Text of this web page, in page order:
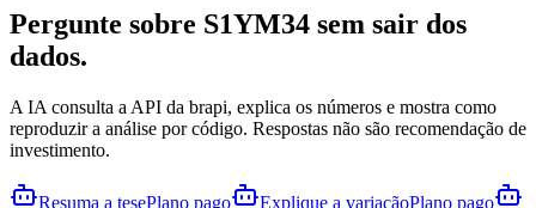
Pergunte sobre S1YM34 sem sair dos
dados.
A IA consulta a API da brapi, explica os números e mostra como
reproduzir a análise por código. Respostas não são recomendação de
investimento.
Resuma a tesePlano pago Explique a variaçãoPlano pago